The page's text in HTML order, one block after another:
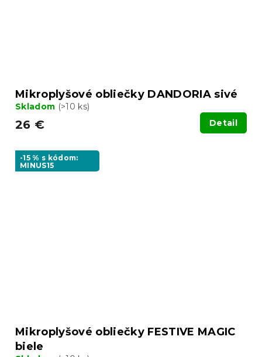
Mikroplyšové obliečky DANDORIA sivé
Skladom (>10 ks)
26 € Detail
-15 % s kódom:
MINUS15
Mikroplyšové obliečky FESTIVE MAGIC
biele